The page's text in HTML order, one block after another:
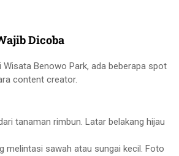
Dicoba
Benowo Park, ada beberapa spot
content creator.
tanaman rimbun. Latar belakang hijau
sawah atau sungai kecil. Foto